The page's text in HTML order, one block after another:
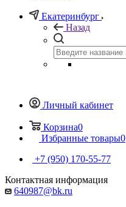
Екатеринбург
Назад
Личный кабинет
Корзина0
Избранные товары0
+7 (950) 170-55-77
Контактная информация
640987@bk.ru